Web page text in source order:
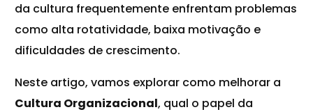
da cultura frequentemente enfrentam problemas
como alta rotatividade, baixa motivação e
dificuldades de crescimento.
Neste artigo, vamos explorar como melhorar a
Cultura Organizacional, qual o papel da